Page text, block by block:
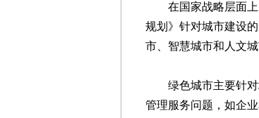
在国家战略层面上
规划》针对城市建设
市、智慧城市和人文城
绿色城市主要针对
管理服务问题，如企